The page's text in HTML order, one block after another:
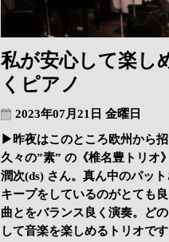
私が安心して楽し
くピアノ
2023年07月21日 金曜日
▶昨夜はこのところ欧州から
久々の”素” の《椎名豊トリオ
潤次(ds) さん。真ん中のパッ
キープをしているのがとても
曲とをバランス良く演奏。ど
して音楽を楽しめるトリオです